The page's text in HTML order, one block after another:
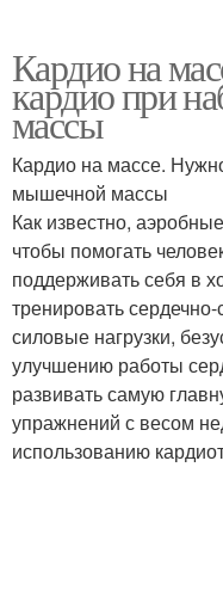
Кардио на
кардио при
массы
Кардио на массе.
мышечной массы
Как известно,
чтобы помогать
поддерживать себя в
тренировать
силовые нагрузки,
улучшению работы
развивать самую
упражнений с весом
использованию